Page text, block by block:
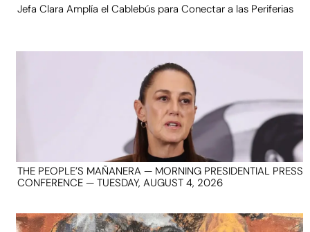
Jefa Clara Amplía el Cablebús para Conectar a las Periferias
THE PEOPLE’S MAÑANERA — MORNING PRESIDENTIAL PRESS
CONFERENCE — TUESDAY, AUGUST 4, 2026